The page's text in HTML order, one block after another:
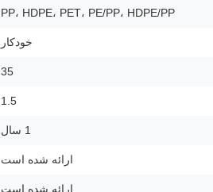
PP، HDPE، PET، PE/PP، HDPE/PP
خودکار
35
1.5
1 سال
ارائه شده است
ارائه شده است